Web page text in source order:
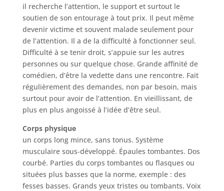
il recherche l’attention, le support et surtout le
soutien de son entourage à tout prix. Il peut même
devenir victime et souvent malade seulement pour
de l’attention. Il a de la difficulté à fonctionner seul.
Difficulté à se tenir droit, s’appuie sur les autres
personnes ou sur quelque chose. Grande affinité de
comédien, d’être la vedette dans une rencontre. Fait
régulièrement des demandes, non par besoin, mais
surtout pour avoir de l’attention. En vieillissant, de
plus en plus angoissé à l’idée d’être seul.
Corps physique
un corps long mince, sans tonus. Système
musculaire sous-développé. Épaules tombantes. Dos
courbé. Parties du corps tombantes ou flasques ou
situées plus basses que la norme, exemple : des
fesses basses. Grands yeux tristes ou tombants. Voix